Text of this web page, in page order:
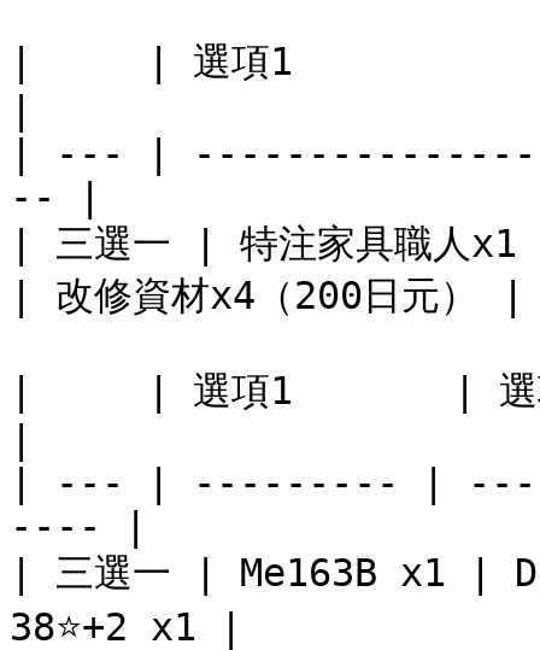
|     | 選項1
| --- |
-- |
| 三選一 | 特注家具職人x1
| 改修資材x4（200日元） |
|     | 選項1       |
| --- | --------- |
---- |
| 三選一 | Me163B x1 |
38⭐+2 x1 |